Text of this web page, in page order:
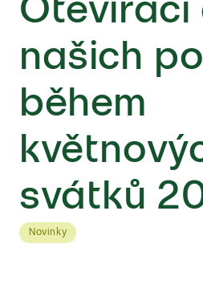
Otevírací
našich
během
svátků
Novinky